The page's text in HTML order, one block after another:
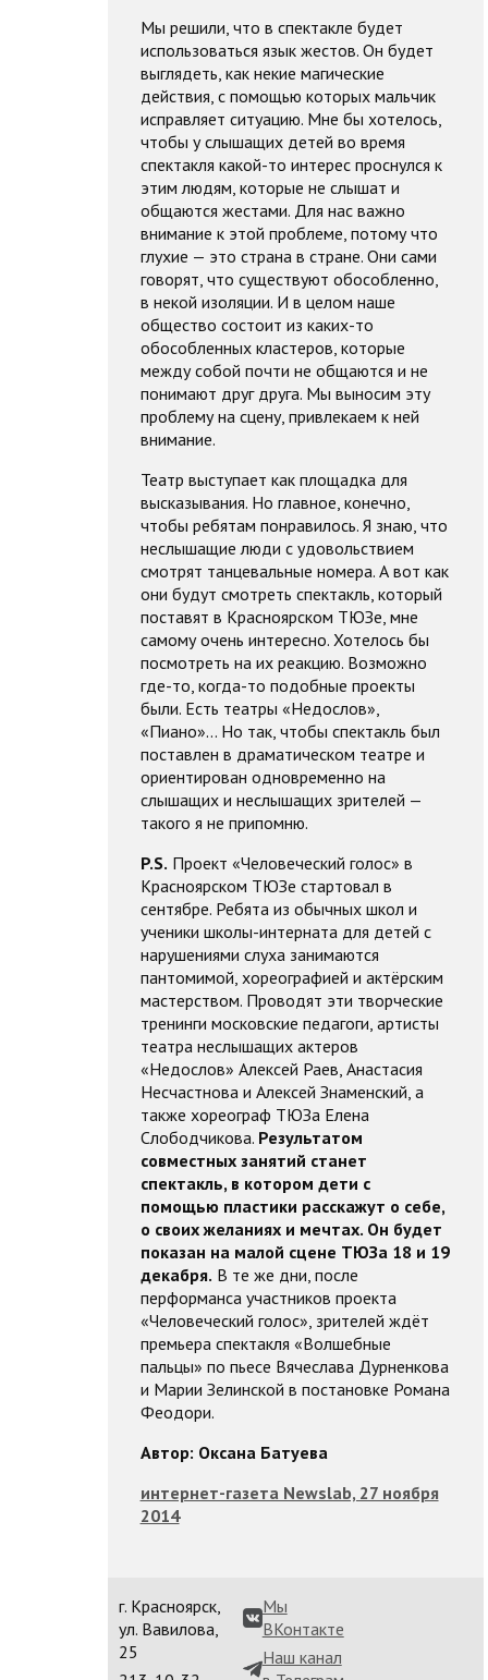
Мы решили, что в спектакле будет
использоваться язык жестов. Он будет
выглядеть, как некие магические
действия, с помощью которых мальчик
исправляет ситуацию. Мне бы хотелось,
чтобы у слышащих детей во время
спектакля какой-то интерес проснулся к
этим людям, которые не слышат и
общаются жестами. Для нас важно
внимание к этой проблеме, потому что
глухие — это страна в стране. Они сами
говорят, что существуют обособленно,
в некой изоляции. И в целом наше
общество состоит из каких-то
обособленных кластеров, которые
между собой почти не общаются и не
понимают друг друга. Мы выносим эту
проблему на сцену, привлекаем к ней
внимание.
Театр выступает как площадка для
высказывания. Но главное, конечно,
чтобы ребятам понравилось. Я знаю, что
неслышащие люди с удовольствием
смотрят танцевальные номера. А вот как
они будут смотреть спектакль, который
поставят в Красноярском ТЮЗе, мне
самому очень интересно. Хотелось бы
посмотреть на их реакцию. Возможно
где-то, когда-то подобные проекты
были. Есть театры «Недослов»,
«Пиано»... Но так, чтобы спектакль был
поставлен в драматическом театре и
ориентирован одновременно на
слышащих и неслышащих зрителей —
такого я не припомню.
P.S. Проект «Человеческий голос» в
Красноярском ТЮЗе стартовал в
сентябре. Ребята из обычных школ и
ученики школы-интерната для детей с
нарушениями слуха занимаются
пантомимой, хореографией и актёрским
мастерством. Проводят эти творческие
тренинги московские педагоги, артисты
театра неслышащих актеров
«Недослов» Алексей Раев, Анастасия
Несчастнова и Алексей Знаменский, а
также хореограф ТЮЗа Елена
Слободчикова. Результатом
совместных занятий станет
спектакль, в котором дети с
помощью пластики расскажут о себе,
о своих желаниях и мечтах. Он будет
показан на малой сцене ТЮЗа 18 и 19
декабря. В те же дни, после
перформанса участников проекта
«Человеческий голос», зрителей ждёт
премьера спектакля «Волшебные
пальцы» по пьесе Вячеслава Дурненкова
и Марии Зелинской в постановке Романа
Феодори.
Автор: Оксана Батуева
интернет-газета Newslab, 27 ноября
2014
г. Красноярск,
ул. Вавилова,
25
Мы
ВКонтакте
Наш канал